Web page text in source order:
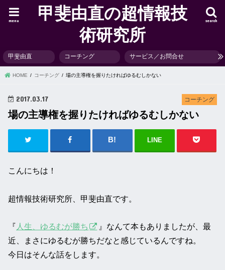
甲斐由直の超情報技
術研究所
search
menu
甲斐由直 コーチング サービス／お問合せ
HOME コーチング 場の主導権を握りたければゆるむしかない
コーチング
2017.03.17
場の主導権を握りたければゆるむしかない
LINE
こんにちは！
超情報技術研究所、甲斐由直です。
『 人生、ゆるむが勝ち
』なんて本もありましたが、最
近、まさにゆるむが勝ちだなと感じているんですね。
今日はそんな話をします。